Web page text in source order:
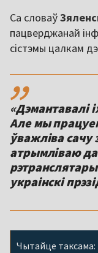
Са словаў
пацверджанай
сістэмы цалкам
,,
«Дэмантавалі
Але мы
ўважліва сачу
атрымліваю
украінскі
Чытайце таксама: